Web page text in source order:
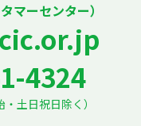
マーセンター）
4324
土日祝日除く）